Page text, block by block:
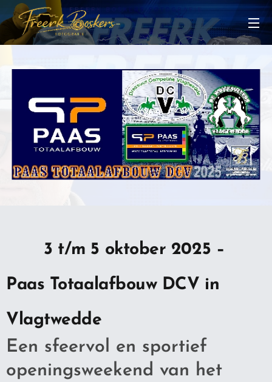
3 t/m 5 oktober 2025 –
Paas Totaalafbouw DCV in
Vlagtwedde
Een sfeervol en sportief
openingsweekend van het